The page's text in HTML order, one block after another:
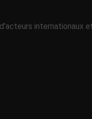
internationaux